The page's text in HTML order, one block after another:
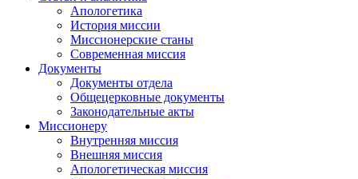
Апологетика
История миссии
Миссионерские станы
Современная миссия
Документы
Документы отдела
Общецерковные документы
Законодательные акты
Миссионеру
Внутренняя миссия
Внешняя миссия
Апологетическая миссия